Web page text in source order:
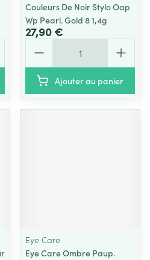
Couleurs De Noir Stylo Oap
Wp Pearl. Gold 8 1,4g
27,90 €
Ajouter au panier
Eye Care
Eye Care Ombre Paup.